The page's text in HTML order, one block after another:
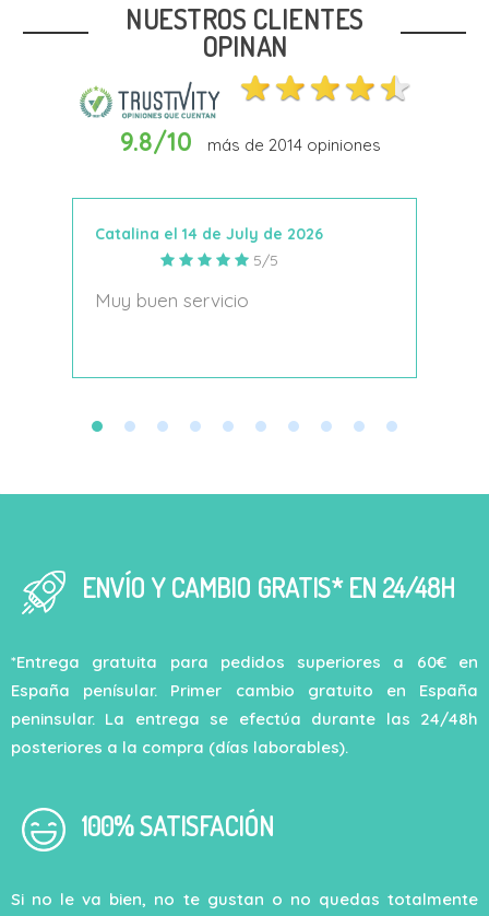
NUESTROS CLIENTES
OPINAN
9.8/10 más de 2014opiniones
Catalina el 14 de July de 2026
5/5
Muy buen servicio
ENVÍO Y CAMBIO GRATIS* EN 24/48H
*Entrega gratuita para pedidos superiores a 60€ en
España penísular. Primer cambio gratuito en España
peninsular. La entrega se efectúa durante las 24/48h
posteriores a la compra (días laborables).
100% SATISFACIÓN
Si no le va bien, no te gustan o no quedas totalmente